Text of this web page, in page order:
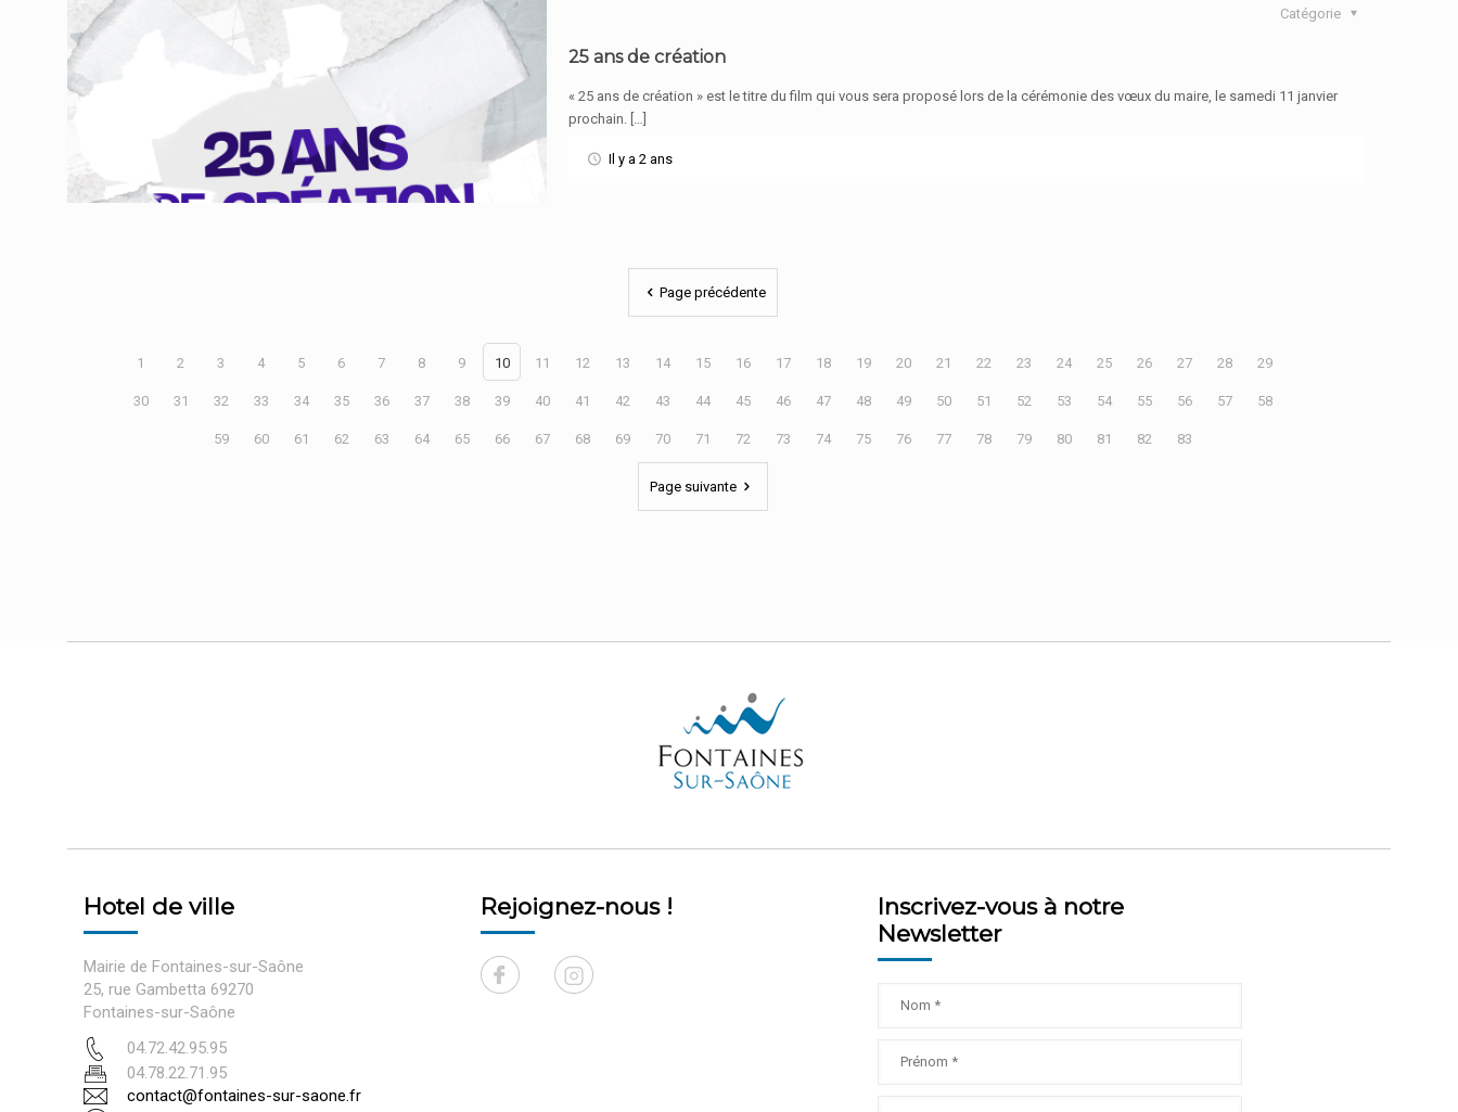
En savoir plus
Catégorie
25 ans de création
« 25 ans de création » est le titre du film qui vous sera proposé lors de la cérémonie des vœux du maire, le samedi 11 janvier
prochain. […]
Il y a 2 ans
Page précédente
1 2 3 4 5 6 7 8 9 10 11 12 13 14 15 16 17 18 19 20 21 22 23 24 25 26 27 28 29
30 31 32 33 34 35 36 37 38 39 40 41 42 43 44 45 46 47 48 49 50 51 52 53 54 55 56 57 58
59 60 61 62 63 64 65 66 67 68 69 70 71 72 73 74 75 76 77 78 79 80 81 82 83
Page suivante
Hotel de ville
Mairie de Fontaines-sur-Saône
25, rue Gambetta 69270
Fontaines-sur-Saône
04.72.42.95.95
04.78.22.71.95
contact@fontaines-sur-saone.fr
Rejoignez-nous !
Inscrivez-vous à notre
Newsletter